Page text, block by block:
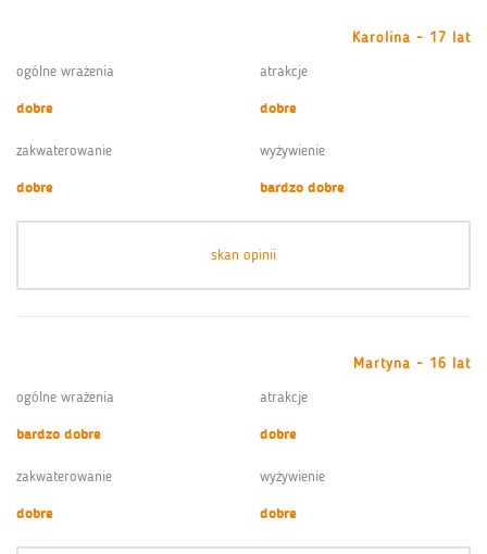
Karolina - 17 lat
ogólne wrażenia
dobre
atrakcje
dobre
zakwaterowanie
dobre
wyżywienie
bardzo dobre
skan opinii
Martyna - 16 lat
ogólne wrażenia
bardzo dobre
atrakcje
dobre
zakwaterowanie
dobre
wyżywienie
dobre